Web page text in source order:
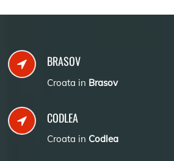
BRASOV
Croata in Brasov
CODLEA
Croata in Codlea